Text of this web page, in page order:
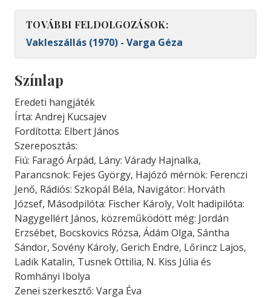
TOVÁBBI FELDOLGOZÁSOK:
Vakleszállás (1970) - Varga Géza
Színlap
Eredeti hangjáték
Írta: Andrej Kucsajev
Fordította: Elbert János
Szereposztás:
Fiú: Faragó Árpád, Lány: Várady Hajnalka,
Parancsnok: Fejes György, Hajózó mérnök: Ferenczi
Jenő, Rádiós: Szkopál Béla, Navigátor: Horváth
József, Másodpilóta: Fischer Károly, Volt hadipilóta:
Nagygellért János, közreműködött még: Jordán
Erzsébet, Bocskovics Rózsa, Ádám Olga, Sántha
Sándor, Sovény Károly, Gerich Endre, Lőrincz Lajos,
Ladik Katalin, Tusnek Ottilia, N. Kiss Júlia és
Romhányi Ibolya
Zenei szerkesztő: Varga Éva